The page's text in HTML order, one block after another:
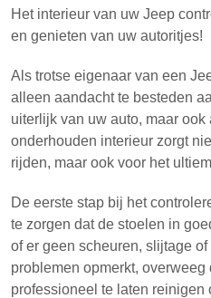
Het interieur van uw Jeep
en genieten van uw autoritjes!
Als trotse eigenaar van een
alleen aandacht te besteden
uiterlijk van uw auto, maar ook
onderhouden interieur zorgt
rijden, maar ook voor het
De eerste stap bij het
te zorgen dat de stoelen in
of er geen scheuren, slijtage
problemen opmerkt, overweeg
professioneel te laten reinigen